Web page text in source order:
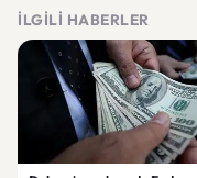
İLGILI HABERLER